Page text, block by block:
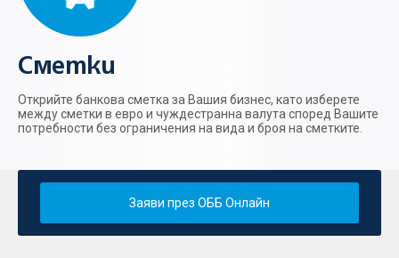
Сметки
Открийте банкова сметка за Вашия бизнес, като изберете
между сметки в евро и чуждестранна валута според Вашите
потребности без ограничения на вида и броя на сметките.
Заяви през ОББ Онлайн